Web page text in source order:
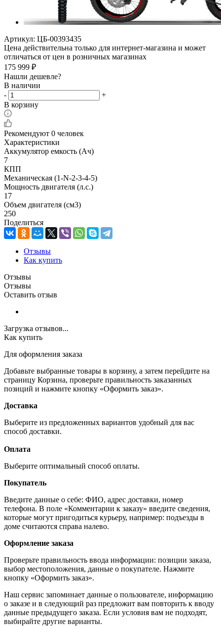
Артикул: ЦБ-00393435
Цена действительна только для интернет-магазина и может
отличаться от цен в розничных магазинах
175 999 ₽
Нашли дешевле?
В наличии
-
+
В корзину
Рекомендуют 0 человек
Характеристики
Аккумулятор емкость (Ач)
7
КПП
Механическая (1-N-2-3-4-5)
Мощность двигателя (л.с.)
17
Объем двигателя (см3)
250
Поделиться
Отзывы
Как купить
Отзывы
Отзывы
Оставить отзыв
Загрузка отзывов...
Как купить
Для оформления заказа
Добавьте выбранные товары в корзину, а затем перейдите на
страницу Корзина, проверьте правильность заказанных
позиций и нажмите кнопку «Оформить заказ».
Доставка
Выберите из предложенных вариантов удобный для вас
способ доставки.
Оплата
Выберите оптимальный способ оплаты.
Покупатель
Введите данные о себе: ФИО, адрес доставки, номер
телефона. В поле «Комментарии к заказу» введите сведения,
которые могут пригодиться курьеру, например: подъезды в
доме считаются справа налево.
Оформление заказа
Проверьте правильность ввода информации: позиции заказа,
выбор местоположения, данные о покупателе. Нажмите
кнопку «Оформить заказ».
Наш сервис запоминает данные о пользователе, информацию
о заказе и в следующий раз предложит вам повторить к вводу
данные предыдущего заказа. Если условия вам не подходят,
выбирайте другие варианты.